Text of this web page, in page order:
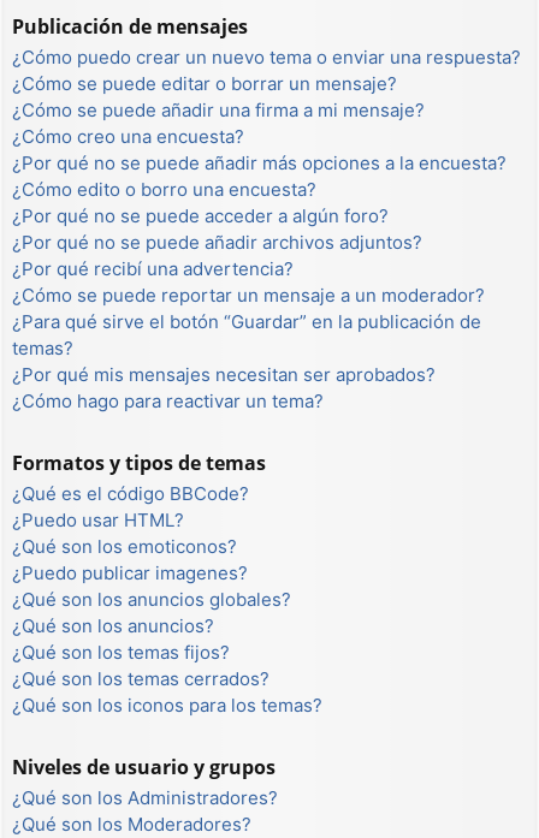
Publicación de mensajes
¿Cómo puedo crear un nuevo tema o enviar una respuesta?
¿Cómo se puede editar o borrar un mensaje?
¿Cómo se puede añadir una firma a mi mensaje?
¿Cómo creo una encuesta?
¿Por qué no se puede añadir más opciones a la encuesta?
¿Cómo edito o borro una encuesta?
¿Por qué no se puede acceder a algún foro?
¿Por qué no se puede añadir archivos adjuntos?
¿Por qué recibí una advertencia?
¿Cómo se puede reportar un mensaje a un moderador?
¿Para qué sirve el botón “Guardar” en la publicación de
temas?
¿Por qué mis mensajes necesitan ser aprobados?
¿Cómo hago para reactivar un tema?
Formatos y tipos de temas
¿Qué es el código BBCode?
¿Puedo usar HTML?
¿Qué son los emoticonos?
¿Puedo publicar imagenes?
¿Qué son los anuncios globales?
¿Qué son los anuncios?
¿Qué son los temas fijos?
¿Qué son los temas cerrados?
¿Qué son los iconos para los temas?
Niveles de usuario y grupos
¿Qué son los Administradores?
¿Qué son los Moderadores?